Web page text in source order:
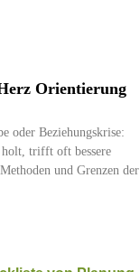
Orientierung
oder Beziehungskrise:
holt, trifft oft bessere
und Grenzen der